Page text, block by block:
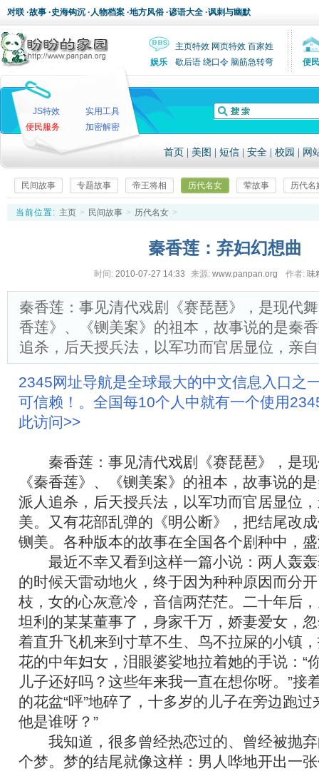
对联 ·故事 ·史海钩沉 ·人物档案 ·地方风俗 ·谚语大全 ·讽刺与幽默
主页特效 网页特效 百家姓
娱乐
歇后语 绕口令 脑筋急转弯 便民
JS特效
实用工具
便民服务
加密解密
首页 美图 短信 安全 校园 网
民间故事 专题故事 帝王将相 历代名女 荤故事 历代名
当前位置: 主页 > 民间故事 > 历代名女 >
秦香莲：弃妇幻想曲
时间: 2010-07-27 14:33 来源: www.panpan.org 作者: 味
秦香莲：事见清代戏剧《赛琵琶》，是现代
香莲》、《铡美案》的祖本，故事说的是秦
追杀，后天授兵法，以军功而官居显位，亲
2345网址导航是全球最大的中文信息入口之
可信赖！。全国每10个人中就有一个使用
此访问>>
秦香莲：事见清代戏剧《赛琵琶》，是现
《秦香莲》、《铡美案》的祖本，故事说的
派人追杀，后天授兵法，以军功而官居显位
美。又有花部乱弹的《明公断》，把结尾改
铡美。各种版本的故事在全国各个剧种中，
最近不幸又看到这样一篇小说：两人轰轰
的时候天雷动地火，终于因为种种原因而分
枝，女的心灰意冷，音信两茫茫。二十年后
坦利的某某董事了，身家千万，娇妻爱女，
着直升飞机来到寸草不生、鸟不拉屎的小镇
花的中年妇女，泪眼婆娑地拉着她的手说：“
儿子还好吗？这些年来我一直在想你呀。”接
的花盆“呯”地碎了，十多岁的儿子在旁边跑过
他是谁呀？”
我知道，很多曾经热恋过的、曾经被抛弃
个梦。梦的结尾就像这样：男人哗地开出一